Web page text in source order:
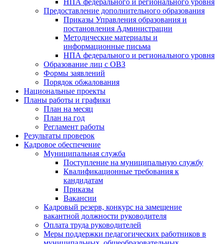
НПА федерального и регионального уровня
Предоставление дополнительного образования
Приказы Управления образования и
постановления Администрации
Методические материалы и
информационные письма
НПА федерального и регионального уровня
Образование лиц с ОВЗ
Формы заявлений
Порядок обжалования
Национальные проекты
Планы работы и графики
План на месяц
План на год
Регламент работы
Результаты проверок
Кадровое обеспечение
Муниципальная служба
Поступление на муниципальную службу
Квалификационные требования к
кандидатам
Приказы
Вакансии
Кадровый резерв, конкурс на замещение
вакантной должности руководителя
Оплата труда руководителей
Меры поддержки педагогических работников в